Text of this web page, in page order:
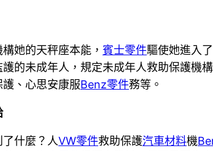
她的天秤座本能， 賓士零件驅使她進入
的未成年人，規定未成年人救助保護機
、心思安康服Benz零件務等。
了什麼？人VW零件救助保護汽車材料機